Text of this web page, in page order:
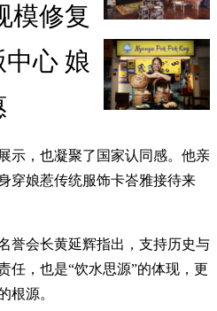
模修复
心 娘
示，也凝聚了国家认同感。他亲
穿娘惹传统服饰卡峇雅接待来
誉会长黄延辉指出，支持历史与
任，也是“饮水思源”的体现，更
根源。